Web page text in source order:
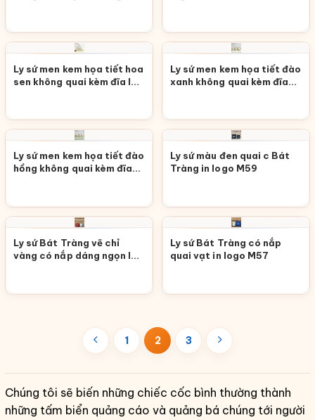
Ly sứ men kem họa tiết hoa
sen không quai kèm đĩa lót
Ly sứ men kem họa tiết đào
xanh không quai kèm đĩa
Ly sứ men kem họa tiết đào
hồng không quai kèm đĩa
Ly sứ màu đen quai c Bát
Tràng in logo M59
Ly sứ Bát Tràng vẽ chỉ
vàng có nắp dáng ngọn lửa
Ly sứ Bát Tràng có nắp
quai vạt in logo M57
1 2 3
Chúng tôi sẽ biến những chiếc cốc bình thường thành
những tấm biển quảng cáo và quảng bá chúng tới người